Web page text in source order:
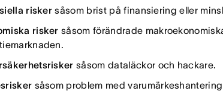
riskersåsom brist på finansiering eller
riskersåsom förändrade
såsom dataläckor och hackare.
såsom problem med